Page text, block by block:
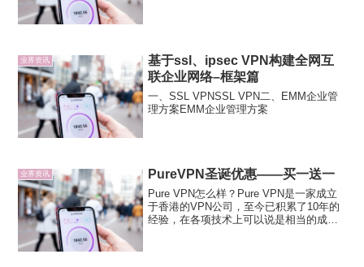
业界资讯
基于ssl、ipsec VPN构建全网互
联企业网络–框架篇
一、SSL VPNSSL VPN二、EMM企业管
理方案EMM企业管理方案
业界资讯 PureVPN圣诞优惠——买一送一
Pure VPN怎么样？Pure VPN是一家成立
于香港的VPN公司，至今已积累了10年的
经验，在各项技术上可以说是相当的成